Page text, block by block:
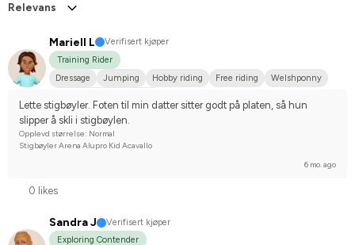
Relevans
Mariell L
Verifisert kjøper
Training Rider
Dressage
Jumping Hobby riding Free riding
Welshponny
Lette stigbøyler. Foten til min datter sitter godt på platen, så hun
slipper å skli i stigbøylen.
Opplevd størrelse: Normal
Stigbøyler Arena Alupro Kid Acavallo
6 mo. ago
0 likes
Sandra J
Verifisert kjøper
Exploring Contender